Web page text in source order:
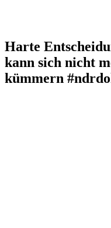
Harte
kann sich nicht
kümmern